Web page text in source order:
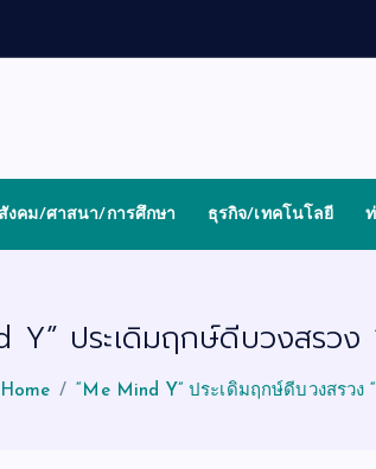
สังคม/ศาสนา/การศึกษา ธุรกิจ/เทคโนโลยี
Y” ประเดิมฤกษ์ดีบวงสรวง
Home “Me Mind Y” ประเดิมฤกษ์ดีบวงสรวง